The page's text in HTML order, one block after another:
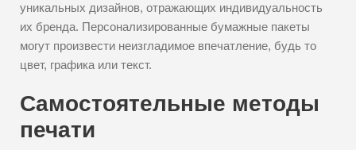
уникальных дизайнов, отражающих индивидуальность
их бренда. Персонализированные бумажные пакеты
могут произвести неизгладимое впечатление, будь то
цвет, графика или текст.
Самостоятельные методы
печати